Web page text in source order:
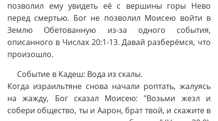
позволил ему увидеть её с вершины горы Нево
перед смертью. Бог не позволил Моисею войти в
Землю Обетованную из-за одного события,
описанного в Числах 20:1-13. Давай разберёмся, что
произошло.
Событие в Кадеш: Вода из скалы.
Когда израильтяне снова начали роптать, жалуясь
на жажду, Бог сказал Моисею: "Возьми жезл и
собери общество, ты и Аарон, брат твой, и скажите в